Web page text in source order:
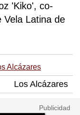
'Kiko', co-
Vela Latina de
Alcázares
Los Alcázares